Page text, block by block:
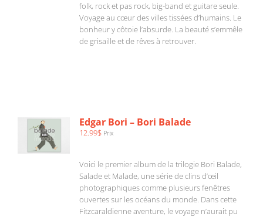
folk, rock et pas rock, big-band et guitare seule.
Voyage au cœur des villes tissées d’humains. Le
bonheur y côtoie l’absurde. La beauté s’emmêle
de grisaille et de rêves à retrouver.
DÉTAILS
Edgar Bori – Bori Balade
12.99$ Prix
Voici le premier album de la trilogie Bori Balade,
Salade et Malade, une série de clins d’œil
photographiques comme plusieurs fenêtres
ouvertes sur les océans du monde. Dans cette
Fitzcaraldienne aventure, le voyage n’aurait pu